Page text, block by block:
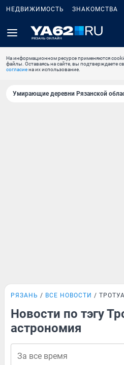
НЕДВИЖИМОСТЬ ЗНАКОМСТВА
На информационном ресурсе применяются
файлы. Оставаясь на сайте, вы подтверждаете
согласиена их использование.
Умирающие деревни Рязанской
РЯЗАНЬ ВСЕ НОВОСТИ
Новости по тэгу
астрономия